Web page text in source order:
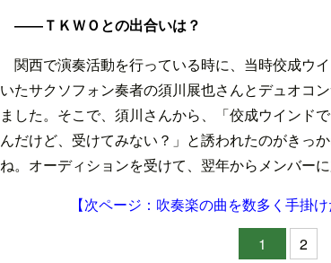
――ＴＫＷＯとの出合いは？
関西で演奏活動を行っている時に、当時佼成ウ
いたサクソフォン奏者の須川展也さんとデュオコ
ました。そこで、須川さんから、「佼成ウインド
んだけど、受けてみない？」と誘われたのがきっ
ね。オーディションを受けて、翌年からメンバーに
【次ページ：吹奏楽の曲を数多く手掛
1
2